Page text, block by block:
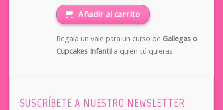
Añadir al carrito
Regala un vale para un curso de Gallegas o
Cupcakes Infantila quien tú quieras
SUSCRÍBETE A NUESTRO NEWSLETTER